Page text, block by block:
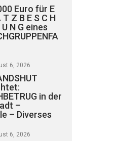
Euro für E
T Z B E S C H
U N G eines
6, 2026
in der
–
– Diverses
6, 2026